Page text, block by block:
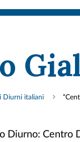
Diurni italiani
Diurno: Centro